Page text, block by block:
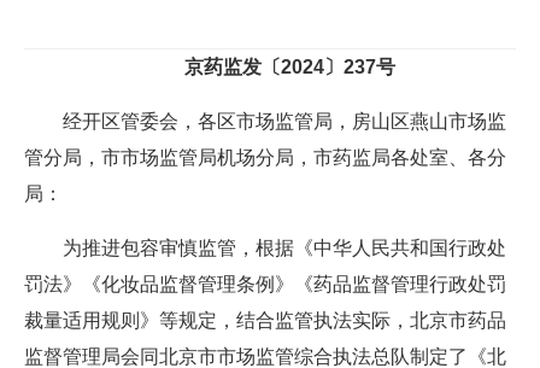
京药监发〔2024〕237号
经开区管委会，各区市场监管局，房山区燕山市场监
管分局，市市场监管局机场分局，市药监局各处室、各分
局：
为推进包容审慎监管，根据《中华人民共和国行政处
罚法》《化妆品监督管理条例》《药品监督管理行政处罚
裁量适用规则》等规定，结合监管执法实际，北京市药品
监督管理局会同北京市市场监管综合执法总队制定了《北